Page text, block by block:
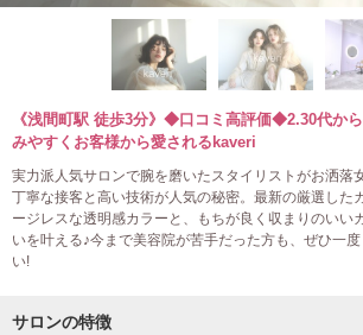
《浅間町駅 徒歩3分》◆口コミ高評価◆2.30代か
みやすくお客様から愛されるkaveri
実力派人気サロンで腕を磨いたスタイリストがお洒落
丁寧な接客と高い技術が人気の秘密。最新の厳選した
ージレスな透明感カラーと、もちが良く収まりのいい
いを叶える♪今まで美容院が苦手だった方も、ぜひ一
い!
サロンの特徴